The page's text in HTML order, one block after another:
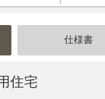
仕様書
住宅